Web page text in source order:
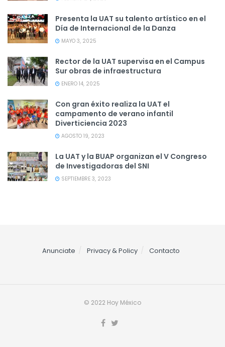
Presenta la UAT su talento artístico en el
Día de Internacional de la Danza
MAYO 3, 2025
Rector de la UAT supervisa en el Campus
Sur obras de infraestructura
ENERO 14, 2025
Con gran éxito realiza la UAT el
campamento de verano infantil
Diverticiencia 2023
AGOSTO 19, 2023
La UAT y la BUAP organizan el V Congreso
de Investigadoras del SNI
SEPTIEMBRE 3, 2023
Anunciate Privacy & Policy Contacto
© 2022 Hoy México